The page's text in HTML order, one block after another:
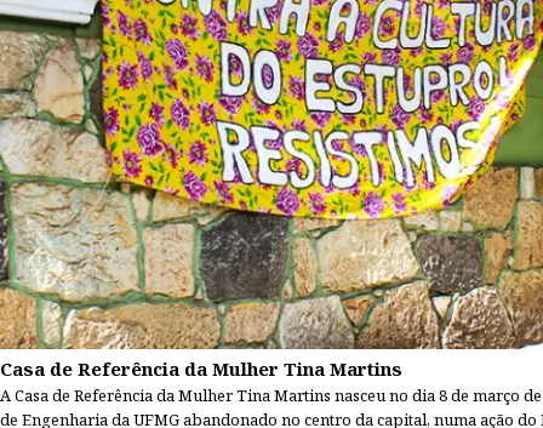
Casa de Referência da Mulher Tina Martins
A Casa de Referência da Mulher Tina Martins nasceu no dia 8 de março
de Engenharia da UFMG abandonado no centro da capital, numa ação